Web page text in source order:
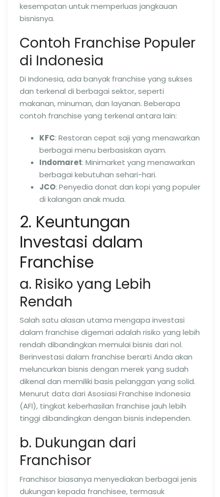
kesempatan untuk memperluas jangkauan
bisnisnya.
Contoh Franchise Populer
di Indonesia
Di Indonesia, ada banyak franchise yang sukses
dan terkenal di berbagai sektor, seperti
makanan, minuman, dan layanan. Beberapa
contoh franchise yang terkenal antara lain:
KFC: Restoran cepat saji yang menawarkan
berbagai menu berbasiskan ayam.
Indomaret: Minimarket yang menawarkan
berbagai kebutuhan sehari-hari.
JCO: Penyedia donat dan kopi yang populer
di kalangan anak muda.
2. Keuntungan
Investasi dalam
Franchise
a. Risiko yang Lebih
Rendah
Salah satu alasan utama mengapa investasi
dalam franchise digemari adalah risiko yang lebih
rendah dibandingkan memulai bisnis dari nol.
Berinvestasi dalam franchise berarti Anda akan
meluncurkan bisnis dengan merek yang sudah
dikenal dan memiliki basis pelanggan yang solid.
Menurut data dari Asosiasi Franchise Indonesia
(AFI), tingkat keberhasilan franchise jauh lebih
tinggi dibandingkan dengan bisnis independen.
b. Dukungan dari
Franchisor
Franchisor biasanya menyediakan berbagai jenis
dukungan kepada franchisee, termasuk